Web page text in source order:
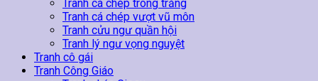
Tranh cá chép trông trăng
Tranh cá chép vượt vũ môn
Tranh cửu ngư quần hội
Tranh lý ngư vọng nguyệt
Tranh cô gái
Tranh Công Giáo